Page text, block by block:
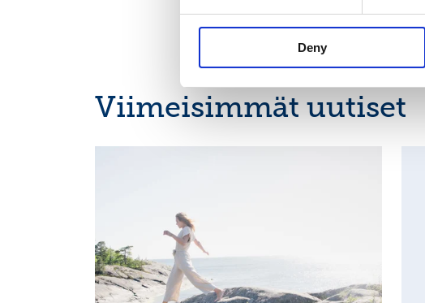
Deny
Viimeisimmät uutiset